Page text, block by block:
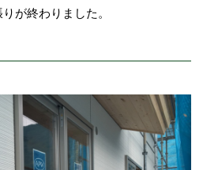
が終わりました。